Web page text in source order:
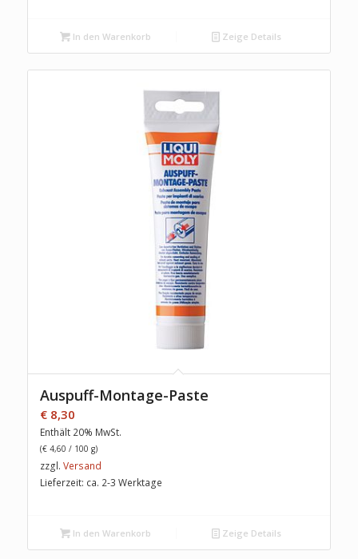
In den Warenkorb Zeige Details
Auspuff-Montage-Paste
€8,30
Enthält 20% MwSt.
(€4,60 / 100 g)
zzgl. Versand
Lieferzeit: ca. 2-3 Werktage
In den Warenkorb Zeige Details